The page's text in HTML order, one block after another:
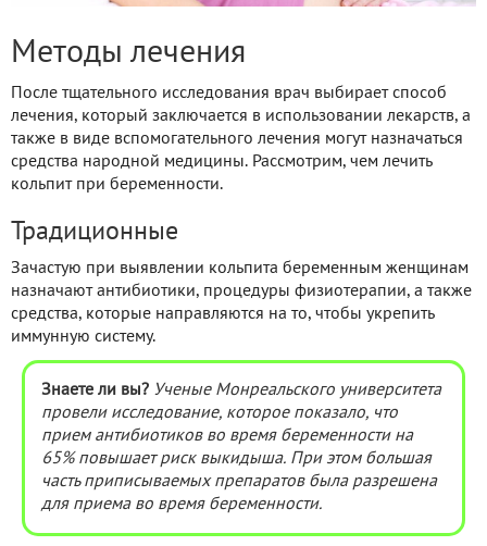
Методы лечения
После тщательного исследования врач выбирает способ
лечения, который заключается в использовании лекарств, а
также в виде вспомогательного лечения могут назначаться
средства народной медицины. Рассмотрим, чем лечить
кольпит при беременности.
Традиционные
Зачастую при выявлении кольпита беременным женщинам
назначают антибиотики, процедуры физиотерапии, а также
средства, которые направляются на то, чтобы укрепить
иммунную систему.
Знаете ли вы? Ученые Монреальского университета
провели исследование, которое показало, что
прием антибиотиков во время беременности на
65% повышает риск выкидыша. При этом большая
часть приписываемых препаратов была разрешена
для приема во время беременности.